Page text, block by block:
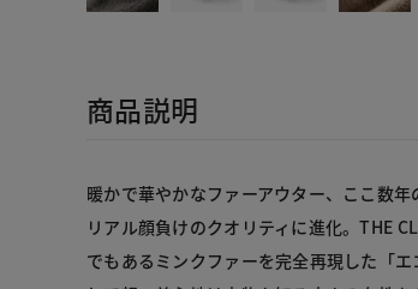
商品説明
暖かで華やかなファーアウター、ここ数
リアル顔負けのクオリティに進化。THE
でもあるミンクファーを完全再現した「